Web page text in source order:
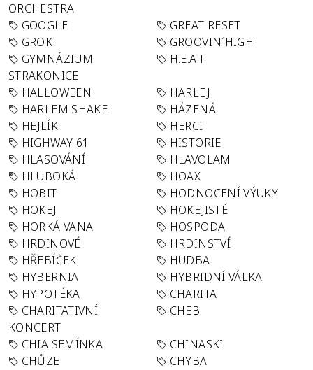
ORCHESTRA
GOOGLE
GREAT RESET
GROK
GROOVIN´HIGH
GYMNÁZIUM
STRAKONICE
H.E.A.T.
HALLOWEEN
HARLEJ
HARLEM SHAKE
HÁZENÁ
HEJLÍK
HERCI
HIGHWAY 61
HISTORIE
HLASOVÁNÍ
HLAVOLAM
HLUBOKÁ
HOAX
HOBIT
HODNOCENÍ VÝUKY
HOKEJ
HOKEJISTÉ
HORKÁ VANA
HOSPODA
HRDINOVÉ
HRDINSTVÍ
HŘEBÍČEK
HUDBA
HYBERNIA
HYBRIDNÍ VÁLKA
HYPOTÉKA
CHARITA
CHARITATIVNÍ
KONCERT
CHEB
CHIA SEMÍNKA
CHINASKI
CHŮZE
CHYBA